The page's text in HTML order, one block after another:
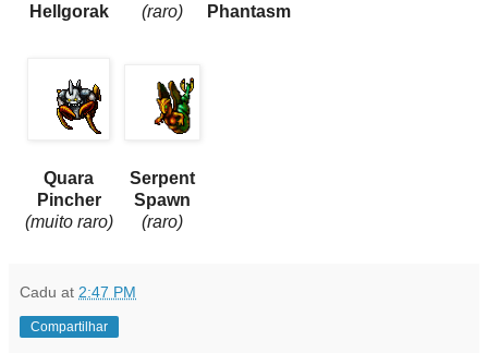
Hellgorak
(raro)
Phantasm
Quara
Pincher
(muito raro)
Serpent
Spawn
(raro)
Cadu at 2:47 PM
Compartilhar